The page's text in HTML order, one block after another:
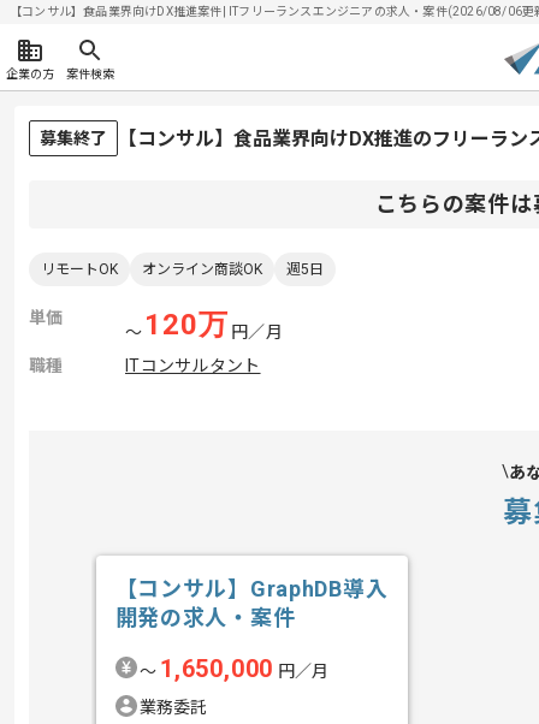
【コンサル】食品業界向けDX推進案件| ITフリーランスエンジニアの求人・案件(2026/08/06更
企業の方 案件検索
募集終了 【コンサル】食品業界向けDX推進のフリーラン
こちらの案件
リモートOK オンライン商談OK 週5日
単価
〜 120万 円／月
職種
ITコンサルタント
あ
【コンサル】GraphDB導入
開発の求人・案件
〜 1,650,000 円／月
業務委託